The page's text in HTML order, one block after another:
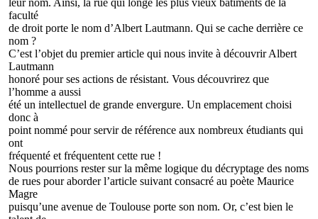
faculté
de droit porte le nom d’Albert Lautmann. Qui se cache derrière ce
nom ?
C’est l’objet du premier article qui nous invite à découvrir Albert
Lautmann
honoré pour ses actions de résistant. Vous découvrirez que
l’homme a aussi
été un intellectuel de grande envergure. Un emplacement choisi
donc à
point nommé pour servir de référence aux nombreux étudiants qui
ont
fréquenté et fréquentent cette rue !
Nous pourrions rester sur la même logique du décryptage des noms
de rues pour aborder l’article suivant consacré au poète Maurice
Magre
puisqu’une avenue de Toulouse porte son nom. Or, c’est bien le